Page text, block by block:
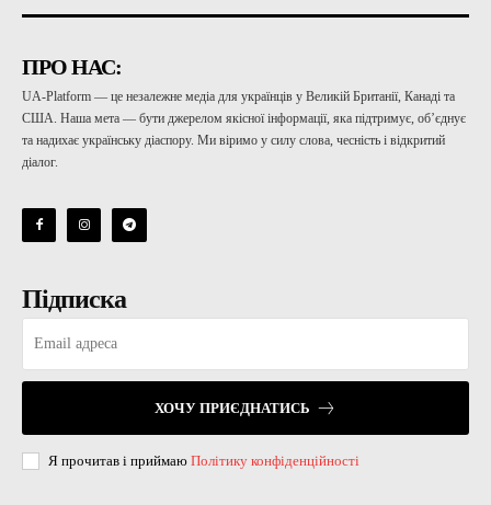
ПРО НАС:
UA-Platform — це незалежне медіа для українців у Великій Британії, Канаді та
США. Наша мета — бути джерелом якісної інформації, яка підтримує, об’єднує
та надихає українську діаспору. Ми віримо у силу слова, чесність і відкритий
діалог.
Підписка
ХОЧУ ПРИЄДНАТИСЬ
Я прочитав і приймаю Політику конфіденційності